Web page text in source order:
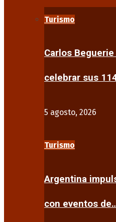
Turismo
Carlos
celebrar sus
5 agosto, 2026
Turismo
Argentina
con eventos